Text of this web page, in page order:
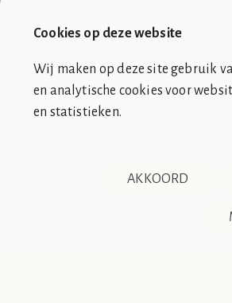
Cookies op deze website
Wij maken op deze site gebruik
en analytische cookies voor
en statistieken.
AKKOORD
DISCLAIMER & PRIVACY
RSS
overeenkomsten tussen de club en de werkelijkheid